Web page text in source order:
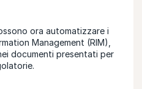
ora automatizzare i
Management (RIM),
documenti presentati per